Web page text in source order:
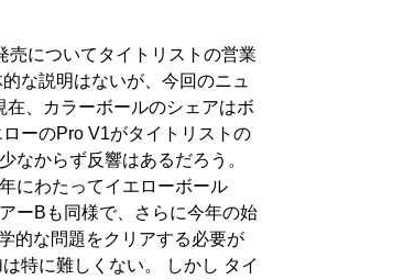
売についてタイトリストの営業
な説明はないが、今回のニュ
、カラーボールのシェアはボ
ーのPro V1がタイトリストの
なからず反響はあるだろう。
にわたってイエローボール
ーBも同様で、さらに今年の始
的な問題をクリアする必要が
特に難しくない。 しかし タイ